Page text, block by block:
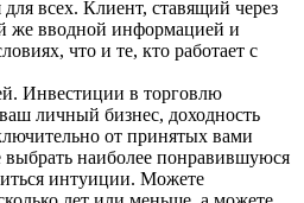
всех. Клиент, ставящий через
же вводной информацией и
что и те, кто работает с
Инвестиции в торговлю
личный бизнес, доходность
от принятых вами
наиболее понравившуюся
интуиции. Можете